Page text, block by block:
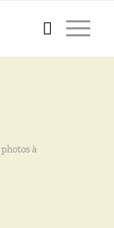
photos à